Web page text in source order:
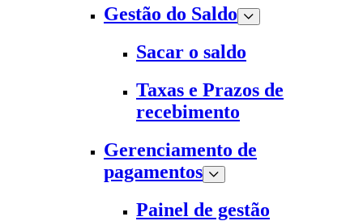
Gestão do Saldo
Sacar o saldo
Taxas e Prazos de
recebimento
Gerenciamento de
pagamentos
Painel de gestão